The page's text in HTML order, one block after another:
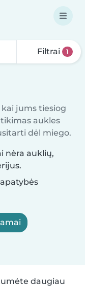
Filtrai 1
jums tiesiog
aukles
dėl miego.
nėra auklių,
daugiau